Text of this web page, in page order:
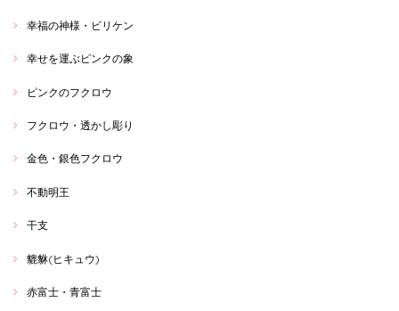
幸福の神様・ビリケン
幸せを運ぶピンクの象
ピンクのフクロウ
フクロウ・透かし彫り
金色・銀色フクロウ
不動明王
干支
貔貅(ヒキュウ)
赤富士・青富士